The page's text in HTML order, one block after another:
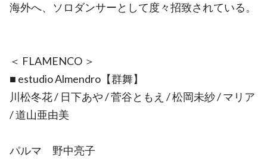
海外へ、ソロダンサーとして度々招致されている。
＜ FLAMENCO ＞
■ estudio Almendro【群舞】
川松冬花 / 日下あや / 菅谷ともえ / 松岡未紗 / マリア
/ 道山亜由美
パルマ 野中亮子